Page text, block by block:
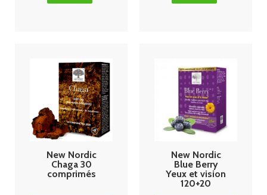
New Nordic
Chaga 30
comprimés
New Nordic
Blue Berry
Yeux et vision
120+20